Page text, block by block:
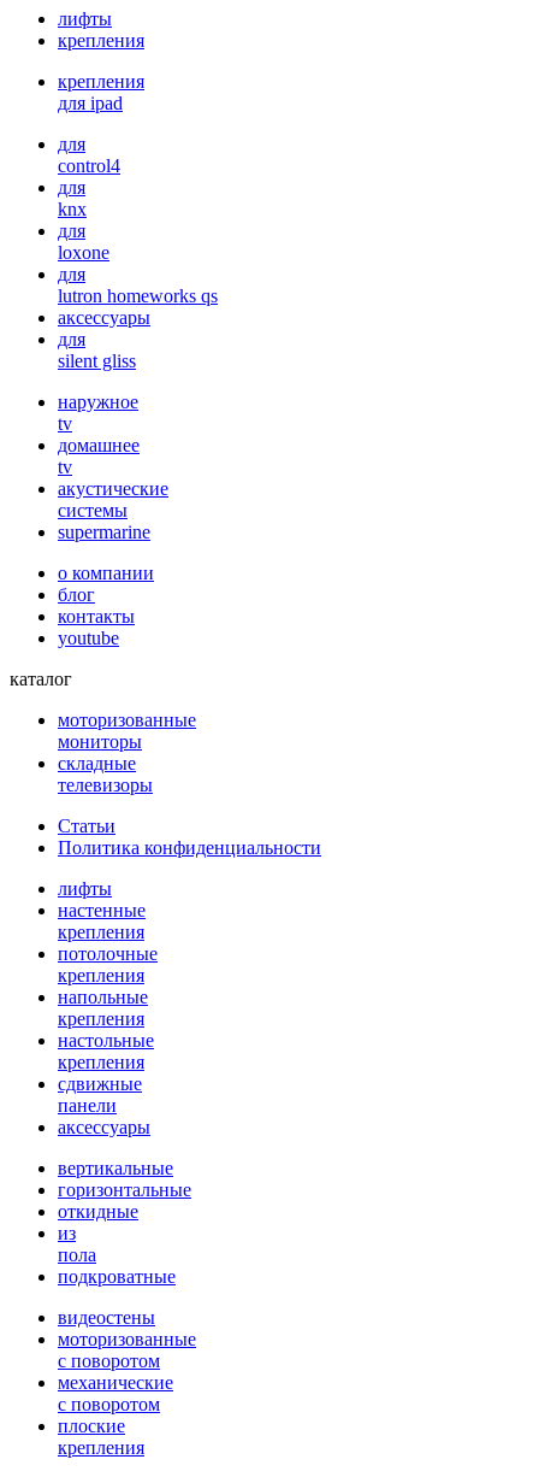
лифты
крепления
крепления
для ipad
для
control4
для
knx
для
loxone
для
lutron homeworks qs
аксессуары
для
silent gliss
наружное
tv
домашнее
tv
акустические
системы
supermarine
о компании
блог
контакты
youtube
каталог
моторизованные
мониторы
складные
телевизоры
Статьи
Политика конфиденциальности
лифты
настенные
крепления
потолочные
крепления
напольные
крепления
настольные
крепления
сдвижные
панели
аксессуары
вертикальные
горизонтальные
откидные
из
пола
подкроватные
видеостены
моторизованные
с поворотом
механические
с поворотом
плоские
крепления